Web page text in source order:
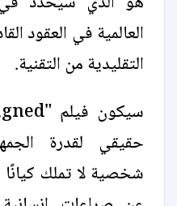
العالمية في العقود
التقليدية من التقنية.
حقيقي لقدرة
شخصية لا تملك كيانًا